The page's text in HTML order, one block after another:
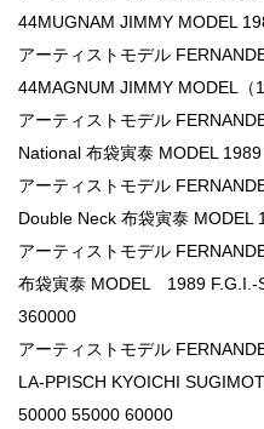
44MUGNAM JIMMY MODEL
アーティストモデル
44MAGNUM JIMMY MODEL
アーティストモデル
National 布袋寅泰 MODEL
アーティストモデル
Double Neck 布袋寅泰
アーティストモデル
布袋寅泰 MODEL 1989 F.G.I.-
360000
アーティストモデル
LA-PPISCH KYOICHI
50000 55000 60000